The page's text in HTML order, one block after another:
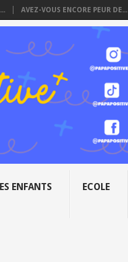
AVEZ-VOUS ENCORE PEUR DE...
ENFANTS ECOLE